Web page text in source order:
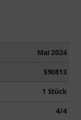
Mai 2024
590813
1 Stück
4/4